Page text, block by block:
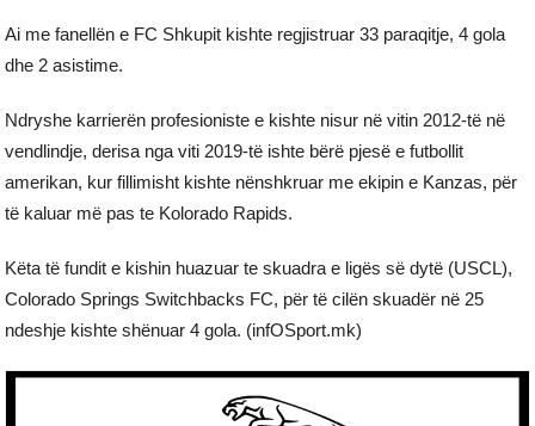
Ai me fanellën e FC Shkupit kishte regjistruar 33 paraqitje, 4 gola
dhe 2 asistime.
Ndryshe karrierën profesioniste e kishte nisur në vitin 2012-të në
vendlindje, derisa nga viti 2019-të ishte bërë pjesë e futbollit
amerikan, kur fillimisht kishte nënshkruar me ekipin e Kanzas, për
të kaluar më pas te Kolorado Rapids.
Këta të fundit e kishin huazuar te skuadra e ligës së dytë (USCL),
Colorado Springs Switchbacks FC, për të cilën skuadër në 25
ndeshje kishte shënuar 4 gola. (infOSport.mk)